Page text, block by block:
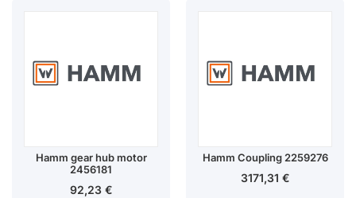
Hamm gear hub motor
2456181
92,23 €
Hamm Coupling 2259276
3171,31 €